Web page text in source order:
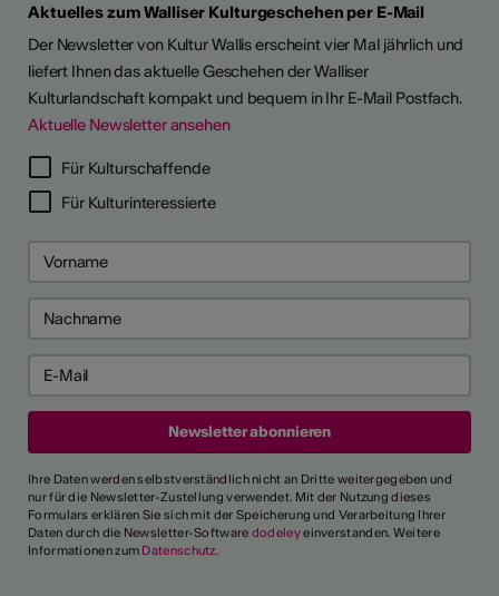
Aktuelles zum Walliser Kulturgeschehen per E-Mail
Der Newsletter von Kultur Wallis erscheint vier Mal jährlich und
liefert Ihnen das aktuelle Geschehen der Walliser
Kulturlandschaft kompakt und bequem in Ihr E-Mail Postfach.
Aktuelle Newsletter ansehen
Für Kulturschaffende
Für Kulturinteressierte
Ihre Daten werden selbstverständlich nicht an Dritte weitergegeben und
nur für die Newsletter-Zustellung verwendet. Mit der Nutzung dieses
Formulars erklären Sie sich mit der Speicherung und Verarbeitung Ihrer
Daten durch die Newsletter-Software dodeleyeinverstanden. Weitere
Informationen zum Datenschutz.